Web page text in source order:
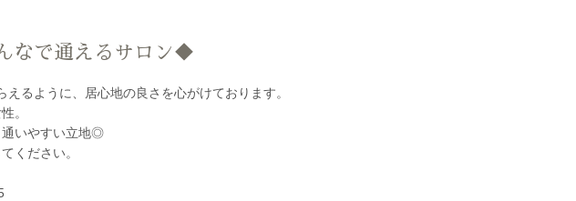
なで通えるサロン◆
るように、居心地の良さを心がけております。
。
通いやすい立地◎
ください。